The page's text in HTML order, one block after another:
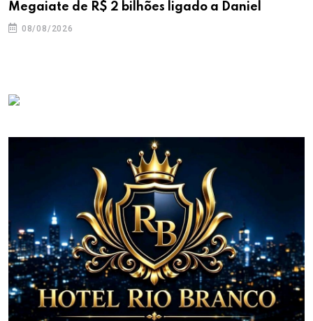
Megaiate de R$ 2 bilhões ligado a Daniel
08/08/2026